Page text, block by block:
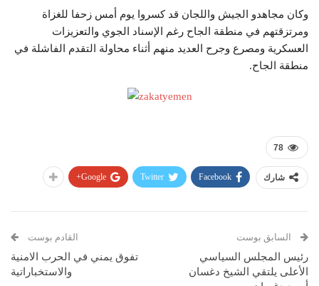
وكان مجاهدو الجيش واللجان قد كسروا يوم أمس زحفا للغزاة
ومرتزقتهم في منطقة الجاح رغم الإسناد الجوي والتعزيزات
العسكرية ومصرع وجرح العديد منهم أثناء محاولة التقدم الفاشلة في
منطقة الجاح.
78
شارك Facebook
Twitter
Google+
السابق بوست
رئيس المجلس السياسي
الأعلى يلتقي الشيخ دغسان
القادم بوست
تفوق يمني في الحرب الامنية
والاستخباراتية